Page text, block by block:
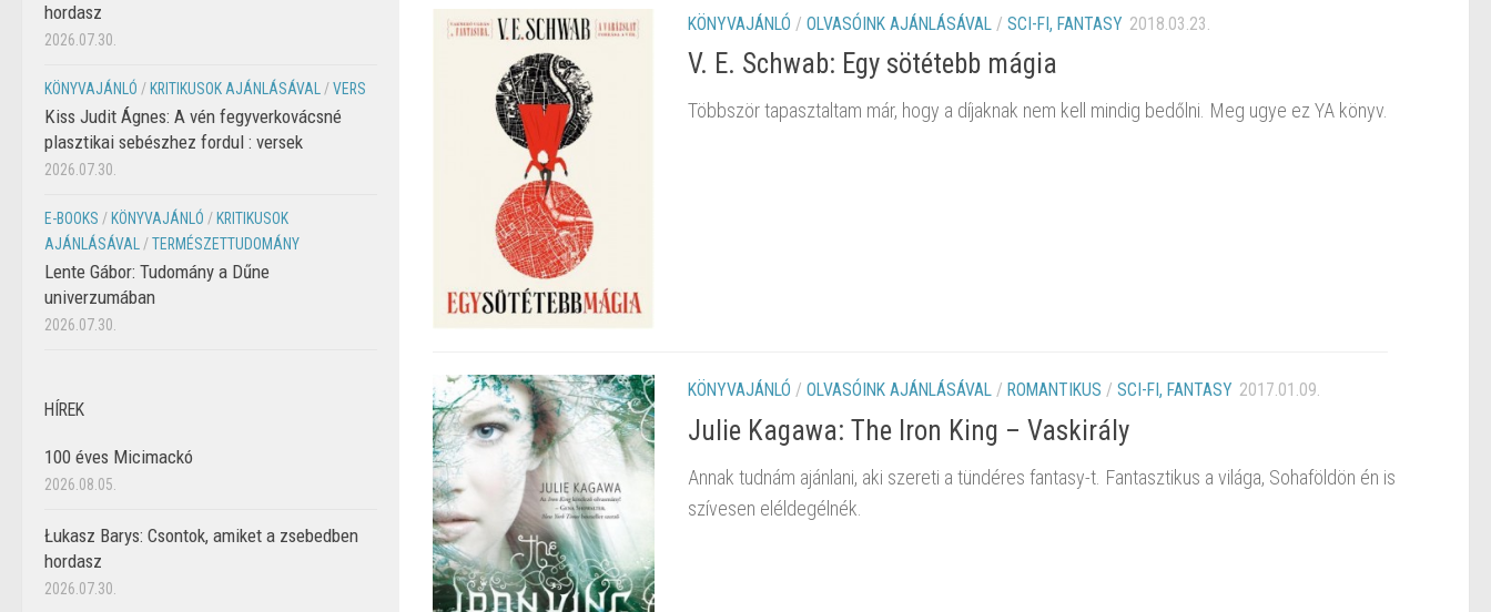
KÖNYVAJÁNLÓ / OLVASÓINK AJÁNLÁSÁVAL / SCI-FI, FANTASY 2018.03.23.
V. E. Schwab: Egy ​sötétebb mágia
Többször tapasztaltam már, hogy a díjaknak nem kell mindig bedőlni. Meg ugye ez YA könyv.
KÖNYVAJÁNLÓ / OLVASÓINK AJÁNLÁSÁVAL / ROMANTIKUS / SCI-FI, FANTASY 2017.01.09.
Julie Kagawa: The ​Iron King – Vaskirály
Annak tudnám ajánlani, aki szereti a tündéres fantasy-t. Fantasztikus a világa, Sohaföldön én is
szívesen eléldegélnék.
hordasz
2026.07.30.
KÖNYVAJÁNLÓ / KRITIKUSOK AJÁNLÁSÁVAL /VERS
Kiss Judit Ágnes: A vén fegyverkovácsné
plasztikai sebészhez fordul : versek
2026.07.30.
E-BOOKS / KÖNYVAJÁNLÓ / KRITIKUSOK
AJÁNLÁSÁVAL
/TERMÉSZETTUDOMÁNY
Lente Gábor: Tudomány a Dűne
univerzumában
2026.07.30.
HÍREK
100 éves Micimackó
2026.08.05.
Łukasz Barys: Csontok, amiket a zsebedben
hordasz
2026.07.30.